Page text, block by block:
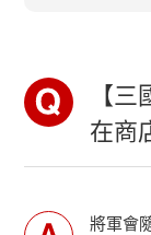
【
在商
將軍會